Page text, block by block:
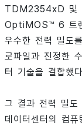
TDM2354xD 및
OptiMOS™ 6 트
우수한 전력 밀도
로파일과 진정한
터 기술을 결합했
그 결과 전력 밀도
데이터센터의 컴